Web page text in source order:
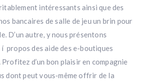
intéressants ainsi que des
bancaires de salle de jeu un brin pour
D’un autre, y nous présentons
í propos des aide des e-boutiques
d’un bon plaisir en compagnie
dont peut vous-même offrir de la